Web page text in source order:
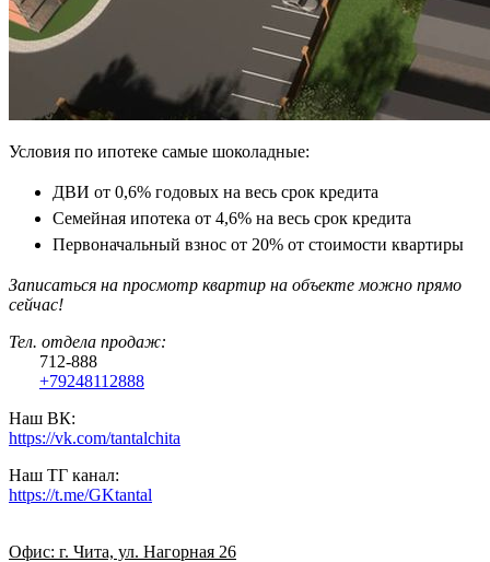
Условия по ипотеке самые шоколадные:
ДВИ от 0,6% годовых на весь срок кредита
Семейная ипотека от 4,6% на весь срок кредита
Первоначальный взнос от 20% от стоимости квартиры
Записаться на просмотр квартир на объекте можно прямо
сейчас!
Тел. отдела продаж:
712-888
+79248112888
Наш ВК:
https://vk.com/tantalchita
Наш ТГ канал:
https://t.me/GKtantal
Офис: г. Чита, ул. Нагорная 26